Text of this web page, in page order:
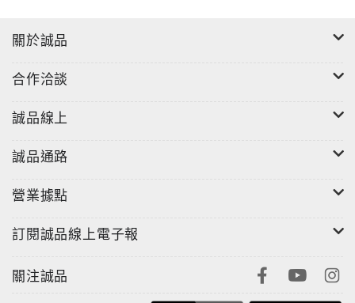
中找到閱讀測驗的提問點，就像GPS衛星定位一般，快
關於誠品
合作洽談
誠品線上
誠品通路
營業據點
訂閱誠品線上電子報
關注誠品